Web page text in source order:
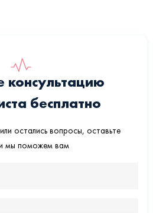
консультацию
бесплатно
остались вопросы, оставьте
и мы поможем вам